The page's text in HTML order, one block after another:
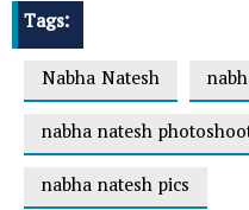
Tags:
Nabha Natesh
nabha natesh
nabha natesh pics